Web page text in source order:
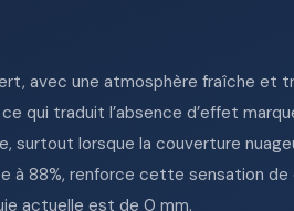
avec une atmosphère fraîche et
qui traduit l’absence d’effet
surtout lorsque la couverture
à 88%, renforce cette sensation
actuelle est de 0 mm.